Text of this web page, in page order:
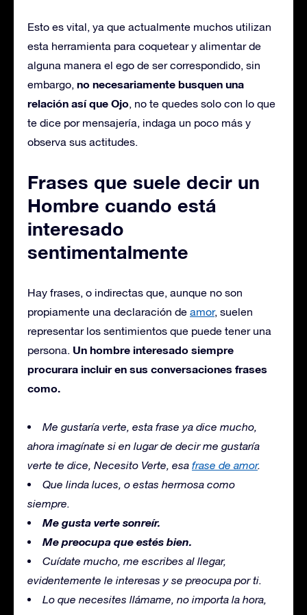
Esto es vital, ya que actualmente muchos utilizan
esta herramienta para coquetear y alimentar de
alguna manera el ego de ser correspondido, sin
embargo, no necesariamente busquen una
relación así que Ojo, no te quedes solo con lo que
te dice por mensajería, indaga un poco más y
observa sus actitudes.
Frases que suele decir un
Hombre cuando está
interesado
sentimentalmente
Hay frases, o indirectas que, aunque no son
propiamente una declaración de amor, suelen
representar los sentimientos que puede tener una
persona. Un hombre interesado siempre
procurara incluir en sus conversaciones frases
como.
Me gustaría verte, esta frase ya dice mucho,
ahora imagínate si en lugar de decir me gustaría
verte te dice, Necesito Verte, esa frase de amor.
Que linda luces, o estas hermosa como
siempre.
Me gusta verte sonreír.
Me preocupa que estés bien.
Cuídate mucho, me escribes al llegar,
evidentemente le interesas y se preocupa por ti.
Lo que necesites llámame, no importa la hora,